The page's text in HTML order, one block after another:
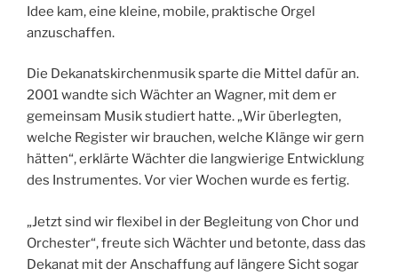
Idee kam, eine kleine, mobile, praktische Orgel
anzuschaffen.
Die Dekanatskirchenmusik sparte die Mittel dafür an.
2001 wandte sich Wächter an Wagner, mit dem er
gemeinsam Musik studiert hatte. „Wir überlegten,
welche Register wir brauchen, welche Klänge wir gern
hätten“, erklärte Wächter die langwierige Entwicklung
des Instrumentes. Vor vier Wochen wurde es fertig.
„Jetzt sind wir flexibel in der Begleitung von Chor und
Orchester“, freute sich Wächter und betonte, dass das
Dekanat mit der Anschaffung auf längere Sicht sogar